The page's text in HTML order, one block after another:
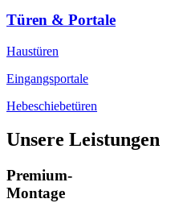
Türen & Portale
Haustüren
Eingangsportale
Hebeschiebetüren
Unsere Leistungen
Premium-
Montage